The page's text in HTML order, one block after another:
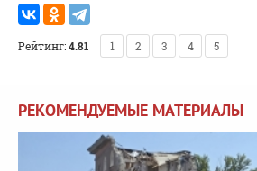
Рейтинг:4.81 1 2 3 4 5
РЕКОМЕНДУЕМЫЕ МАТЕРИАЛЫ